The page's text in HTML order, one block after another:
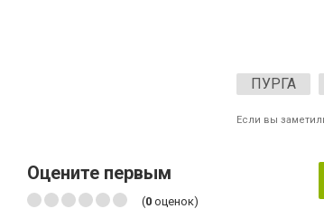
ПУРГА
Если вы
Оцените первым
(0 оценок)